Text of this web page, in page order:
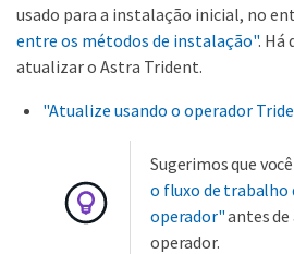
usado para a instalação inicial, no
entre os métodos de instalação". Há
atualizar o Astra Trident.
"Atualize usando o operador
Sugerimos que
o fluxo de trabalho
operador"antes
operador.